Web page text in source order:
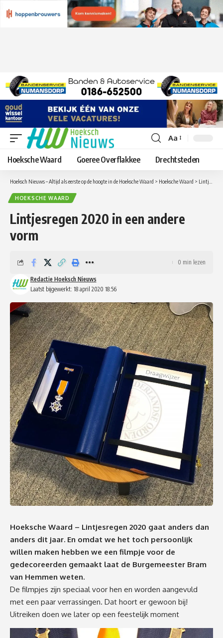
Lettergrootte
aanpassen
Aa
Hoeksche Waard Goeree Overflakkee Drechtsteden
Hoeksch Nieuws – Altijd als eerste op de hoogte in de Hoeksche Waard > Hoeksche Waard > Lintjesregen 2020 in een andere vorm
HOEKSCHE WAARD
Lintjesregen 2020 in een andere
vorm
Laatst bijgewerkt: 18 april 2020 18:56
Redactie Hoeksch Nieuws
0 min lezen
Hoeksche Waard – Lintjesregen 2020 gaat anders dan
anders dit jaar. En omdat we het toch persoonlijk
willen maken hebben we een filmpje voor de
gedecoreerden gemaakt laat de Burgemeester Bram
van Hemmen weten.
De filmpjes zijn speciaal voor hen en worden aangevuld
met een paar verrassingen. Dat hoort er gewoon bij!
Uitreiken doen we later op een feestelijk moment